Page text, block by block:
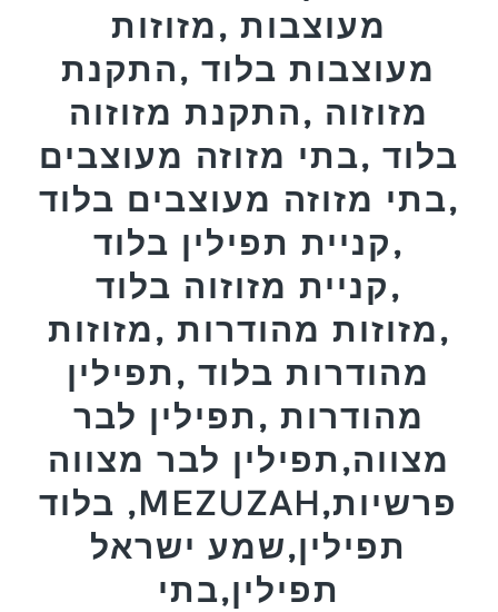
מעוצבות ,מזוזות
מעוצבות בלוד ,התקנת
מזוזוה ,התקנת מזוזוה
בלוד ,בתי מזוזה מעוצבים
,בתי מזוזה מעוצבים בלוד
,קניית תפילין בלוד
,קניית מזוזוה בלוד
,מזוזות מהודרות ,מזוזות
מהודרות בלוד ,תפילין
מהודרות ,תפילין לבר
מצווה,תפילין לבר מצווה
בלוד ,MEZUZAH,פרשיות
תפילין,שמע ישראל
תפילין,בתי